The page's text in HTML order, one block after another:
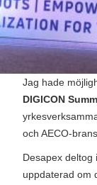
Jag hade
DIGICON
och AECO-
Desapex deltog
uppdaterad om